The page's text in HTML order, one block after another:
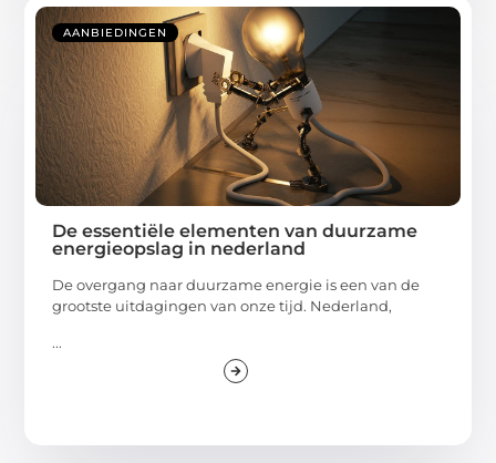
AANBIEDINGEN
De essentiële elementen van duurzame
energieopslag in nederland
De overgang naar duurzame energie is een van de
grootste uitdagingen van onze tijd. Nederland,
...